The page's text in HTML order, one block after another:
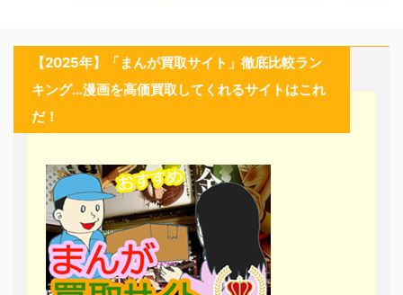
【2025年】「まんが買取サイト」徹底比較ラン
キング…漫画を高価買取してくれるサイトはこれ
だ！